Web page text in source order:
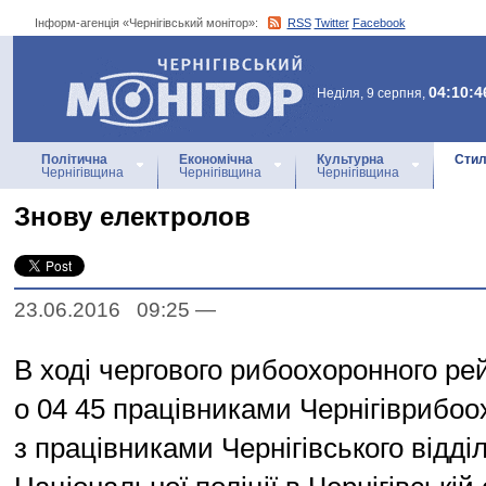
Інформ-агенція «Чернігівський монітор»: RSS Twitter Facebook
Інформ-агенція
«Чернігівський монітор»
Неділя, 9 серпня,
Політична
Чернігівщина
Економічна
Чернігівщина
Культурна
Чернігівщина
Знову електролов
23.06.2016 09:25 —
В ході чергового рибоохоронного
о 04 45 працівниками
з працівниками Чернігівського